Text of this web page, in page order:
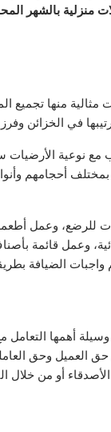
منزلية بالشهر
منها تجميع
في الخزائن
مع نوعية الأرضيات
أحجامهم
للرضع، وعمل
وعمل قائمة
الضيافة
أهمها التعامل
العميل وحق
أو من خلال